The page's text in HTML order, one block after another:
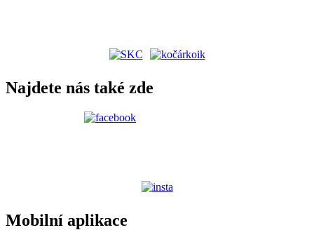
Najdete nás také zde
Mobilní aplikace